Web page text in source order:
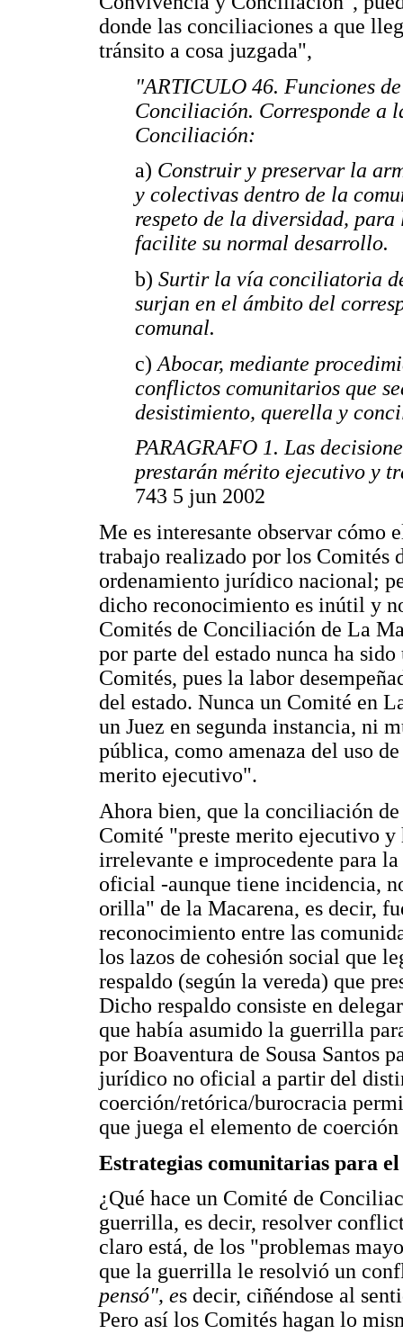
donde las conciliaciones a que
tránsito a cosa juzgada",
"ARTICULO 46. Funciones
Conciliación. Corresponde a
Conciliación:
a) Construir y preservar la
y colectivas dentro de la
respeto de la diversidad,
facilite su normal desarrollo.
b) Surtir la vía conciliatoria
surjan en el ámbito del
comunal.
c) Abocar, mediante
conflictos comunitarios que
desistimiento, querella y
PARAGRAFO 1. Las
prestarán mérito ejecutivo y
743 5 jun 2002
Me es interesante observar cómo
trabajo realizado por los
ordenamiento jurídico nacional;
dicho reconocimiento es inútil y
Comités de Conciliación de La
por parte del estado nunca ha
Comités, pues la labor
del estado. Nunca un Comité en
un Juez en segunda instancia, ni
pública, como amenaza del uso
merito ejecutivo".
Ahora bien, que la conciliación
Comité "preste merito ejecutivo y
irrelevante e improcedente para
oficial -aunque tiene incidencia,
orilla" de la Macarena, es decir,
reconocimiento entre las
los lazos de cohesión social que
respaldo (según la vereda) que
Dicho respaldo consiste en
que había asumido la guerrilla
por Boaventura de Sousa Santos
jurídico no oficial a partir del
coerción/retórica/burocracia
que juega el elemento de
Estrategias comunitarias para
¿Qué hace un Comité de
guerrilla, es decir, resolver
claro está, de los "problemas
que la guerrilla le resolvió un
pensó", es decir, ciñéndose al
Pero así los Comités hagan lo